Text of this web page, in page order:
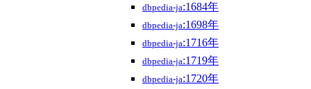
dbpedia-ja:1684年
dbpedia-ja:1698年
dbpedia-ja:1716年
dbpedia-ja:1719年
dbpedia-ja:1720年